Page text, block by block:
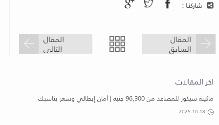
شاركنـا :
المقال
السابق
المقال
التالى
اخر المقالات
ماكينة سيكور للمصاعد من 96,300 جنيه | أمان إيطالي وسعر يناسبك
2025-10-18